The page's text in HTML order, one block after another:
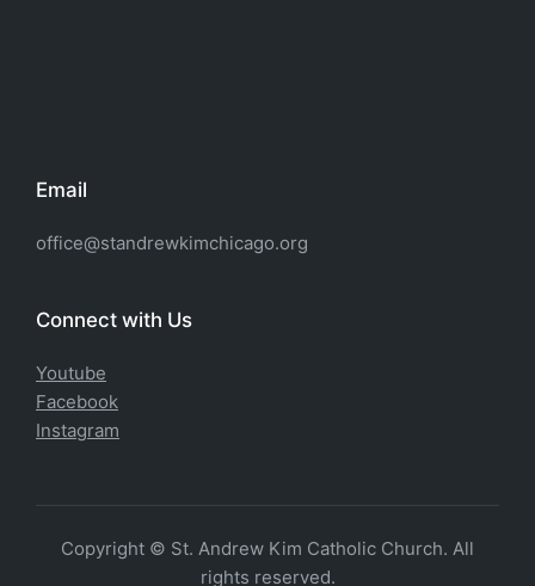
Email
office@standrewkimchicago.org
Connect with Us
Youtube
Facebook
Instagram
Copyright © St. Andrew Kim Catholic Church. All
rights reserved.